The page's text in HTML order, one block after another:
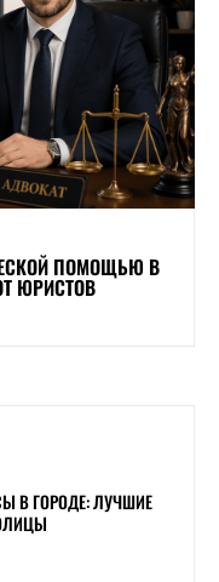
ПОМОЩЬЮ В
ЮРИСТОВ
В ГОРОДЕ: ЛУЧШИЕ